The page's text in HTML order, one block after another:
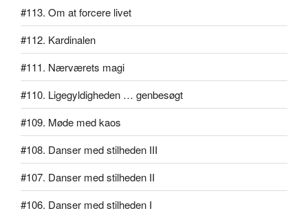
#113. Om at forcere livet
#112. Kardinalen
#111. Nærværets magi
#110. Ligegyldigheden … genbesøgt
#109. Møde med kaos
#108. Danser med stilheden III
#107. Danser med stilheden II
#106. Danser med stilheden I